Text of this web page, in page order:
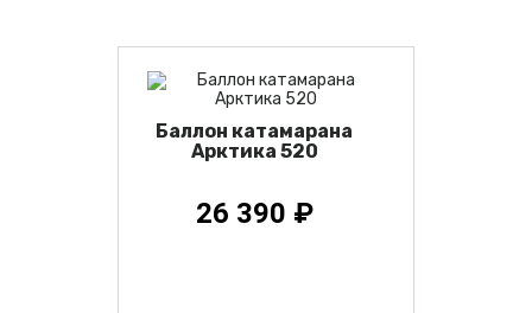
Баллон катамарана
Арктика 520
26 390 ₽